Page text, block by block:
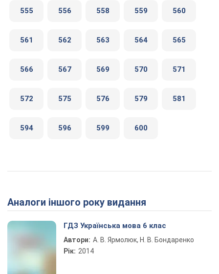
Play Video
555 556 558 559 560
561 562 563 564 565
566 567 569 570 571
572 575 576 579 581
594 596 599 600
Аналоги іншого року видання
ГДЗ Українська мова 6 клас
Автори: А. В. Ярмолюк, Н. В. Бондаренко
Рік: 2014